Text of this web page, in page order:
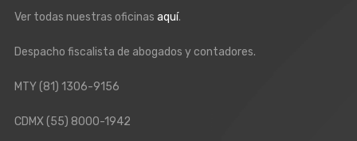
Ver todas nuestras oficinas aquí.
Despacho fiscalista de abogados y contadores.
MTY(81) 1306-9156
CDMX(55) 8000-1942